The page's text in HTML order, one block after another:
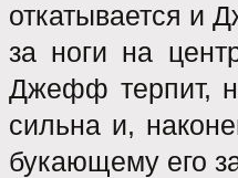
откатывается и
за ноги на
Джефф терпит,
сильна и,
букающему его